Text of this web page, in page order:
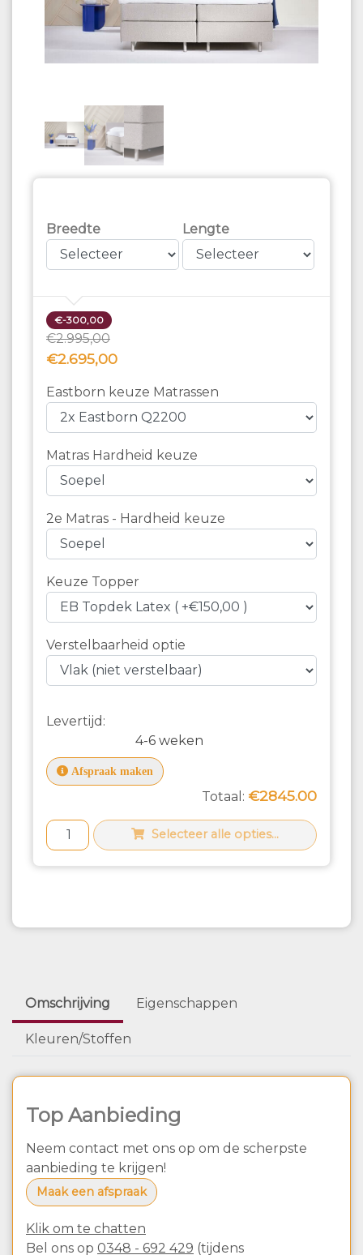
Breedte Lengte
€-300,00
€2.995,00
€2.695,00
Eastborn keuze Matrassen
Matras Hardheid keuze
2e Matras - Hardheid keuze
Keuze Topper
Verstelbaarheid optie
Levertijd:
4-6 weken
Afspraak maken
Totaal: €2845.00
Selecteer alle opties...
Omschrijving Eigenschappen
Kleuren/Stoffen
Top Aanbieding
Neem contact met ons op om de scherpste
aanbieding te krijgen!
Maak een afspraak
Klik om te chatten
Bel ons op 0348 - 692 429 (tijdens